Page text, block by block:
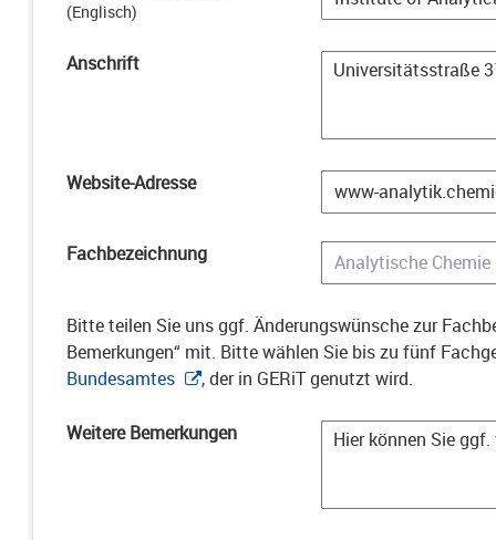
(Englisch)
Anschrift
Website-Adresse
Fachbezeichnung
Bitte teilen Sie uns ggf. Änderungswünsche zur
Bemerkungen“ mit. Bitte wählen Sie bis zu fünf
Bundesamtes
, der in GERiT genutzt wird.
Weitere Bemerkungen